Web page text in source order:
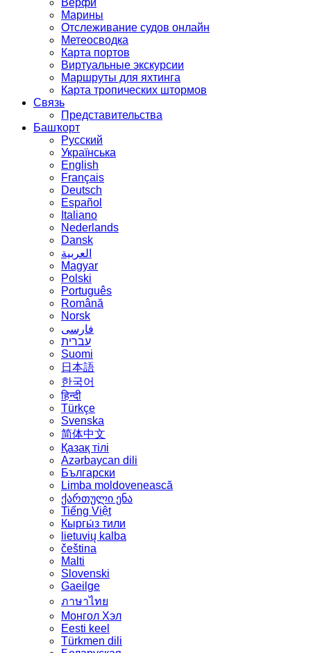
Верфи
Марины
Отслеживание судов онлайн
Метеосводка
Карта портов
Виртуальные экскурсии
Маршруты для яхтинга
Карта тропических штормов
Связь
Представительства
Башҡорт
Русский
Українська
English
Français
Deutsch
Español
Italiano
Nederlands
Dansk
العربية
Magyar
Polski
Português
Română
Norsk
فارسی
עברית
Suomi
日本語
한국어
हिन्दी
Türkçe
Svenska
简体中文
Қазақ тілі
Azərbaycan dili
Български
Limba moldovenească
ქართული ენა
Tiếng Việt
Кыргы́з тили
lietuvių kalba
čeština
Malti
Slovenski
Gaeilge
ภาษาไทย
Монгол Хэл
Eesti keel
Türkmen dili